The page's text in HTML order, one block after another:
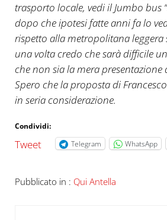
trasporto locale, vedi il Jumbo bus
dopo che ipotesi fatte anni fa lo
rispetto alla metropolitana leggera
una volta credo che sarà difficile
che non sia la mera presentazione
Spero che la proposta di
in seria considerazione.
Condividi:
Tweet Telegram WhatsApp
Pubblicato in : Qui Antella